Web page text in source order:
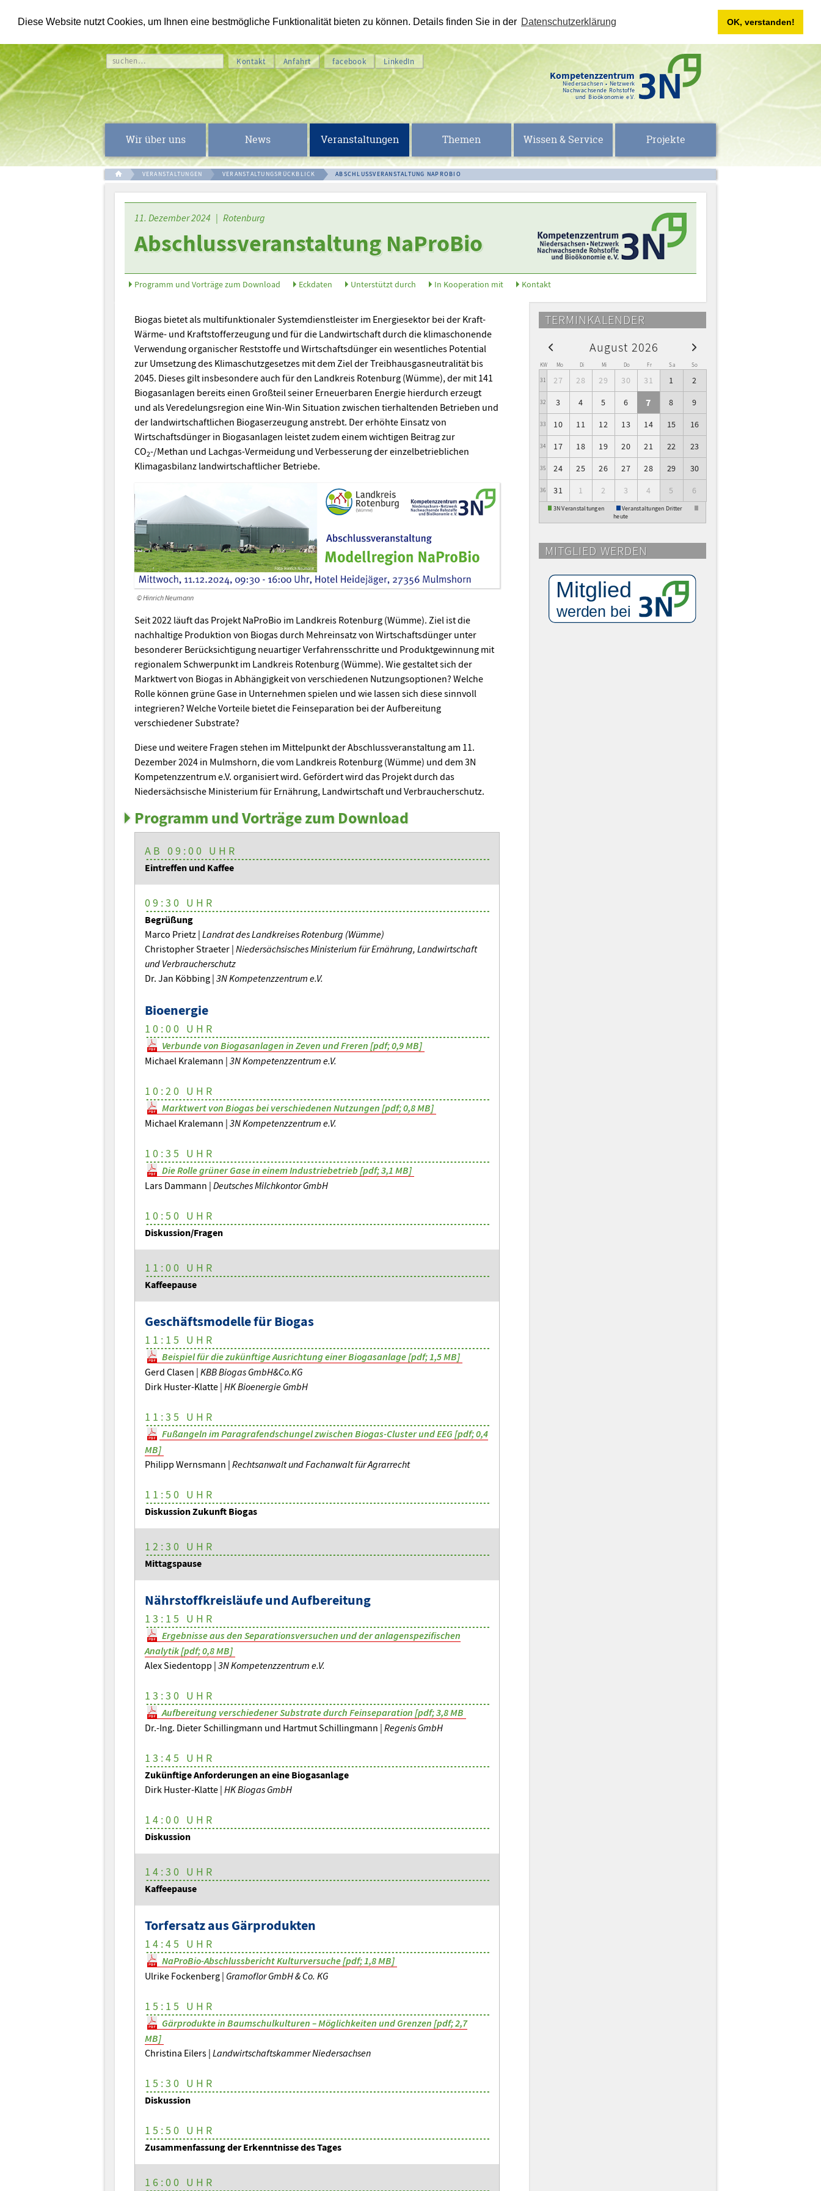
Diese Website nutzt Cookies, um Ihnen eine bestmögliche Funktionalität bieten zu können. Details finden Sie in der Datenschutzerklärung OK, verstanden!
Kompetenzzentrum
Niedersachsen • Netzwerk
Nachwachsende Rohstoffe
und Bioökonomie e.V.
suchen… Kontakt Anfahrt facebook LinkedIn
Wir über uns News Veranstaltungen Themen Wissen & Service Projekte
VERANSTALTUNGEN VERANSTALTUNGSRÜCKBLICK ABSCHLUSSVERANSTALTUNG NAPROBIO
11. Dezember 2024 | Rotenburg
Abschlussveranstaltung NaProBio
Programm und Vorträge zum Download Eckdaten Unterstützt durch In Kooperation mit Kontakt
Biogas bietet als multifunktionaler Systemdienstleister im Energiesektor bei der Kraft-
Wärme- und Kraftstofferzeugung und für die Landwirtschaft durch die klimaschonende
Verwendung organischer Reststoffe und Wirtschaftsdünger ein wesentliches Potential
zur Umsetzung des Klimaschutzgesetzes mit dem Ziel der Treibhausgasneutralität bis
2045. Dieses gilt insbesondere auch für den Landkreis Rotenburg (Wümme), der mit 141
Biogasanlagen bereits einen Großteil seiner Erneuerbaren Energie hierdurch erzeugt
und als Veredelungsregion eine Win-Win Situation zwischen tierhaltenden Betrieben und
der landwirtschaftlichen Biogaserzeugung anstrebt. Der erhöhte Einsatz von
Wirtschaftsdünger in Biogasanlagen leistet zudem einem wichtigen Beitrag zur
CO2-/Methan und Lachgas-Vermeidung und Verbesserung der einzelbetrieblichen
Klimagasbilanz landwirtschaftlicher Betriebe.
© Hinrich Neumann
Seit 2022 läuft das Projekt NaProBio im Landkreis Rotenburg (Wümme). Ziel ist die
nachhaltige Produktion von Biogas durch Mehreinsatz von Wirtschaftsdünger unter
besonderer Berücksichtigung neuartiger Verfahrensschritte und Produktgewinnung mit
regionalem Schwerpunkt im Landkreis Rotenburg (Wümme). Wie gestaltet sich der
Marktwert von Biogas in Abhängigkeit von verschiedenen Nutzungsoptionen? Welche
Rolle können grüne Gase in Unternehmen spielen und wie lassen sich diese sinnvoll
integrieren? Welche Vorteile bietet die Feinseparation bei der Aufbereitung
verschiedener Substrate?
Diese und weitere Fragen stehen im Mittelpunkt der Abschlussveranstaltung am 11.
Dezember 2024 in Mulmshorn, die vom Landkreis Rotenburg (Wümme) und dem 3N
Kompetenzzentrum e.V. organisiert wird. Gefördert wird das Projekt durch das
Niedersächsische Ministerium für Ernährung, Landwirtschaft und Verbraucherschutz.
Programm und Vorträge zum Download
AB 09:00 UHR
Eintreffen und Kaffee
09:30 UHR
Begrüßung
Marco Prietz | Landrat des Landkreises Rotenburg (Wümme)
Christopher Straeter | Niedersächsisches Ministerium für Ernährung, Landwirtschaft
und Verbraucherschutz
Dr. Jan Köbbing | 3N Kompetenzzentrum e.V.
Bioenergie
10:00 UHR
Verbunde von Biogasanlagen in Zeven und Freren [pdf; 0,9 MB]
Michael Kralemann | 3N Kompetenzzentrum e.V.
10:20 UHR
Marktwert von Biogas bei verschiedenen Nutzungen [pdf; 0,8 MB]
Michael Kralemann | 3N Kompetenzzentrum e.V.
10:35 UHR
Die Rolle grüner Gase in einem Industriebetrieb [pdf; 3,1 MB]
Lars Dammann | Deutsches Milchkontor GmbH
10:50 UHR
Diskussion/Fragen
11:00 UHR
Kaffeepause
Geschäftsmodelle für Biogas
11:15 UHR
Beispiel für die zukünftige Ausrichtung einer Biogasanlage [pdf; 1,5 MB]
Gerd Clasen | KBB Biogas GmbH&Co.KG
Dirk Huster-Klatte | HK Bioenergie GmbH
11:35 UHR
Fußangeln im Paragrafendschungel zwischen Biogas-Cluster und EEG [pdf; 0,4
MB]
Philipp Wernsmann | Rechtsanwalt und Fachanwalt für Agrarrecht
11:50 UHR
Diskussion Zukunft Biogas
12:30 UHR
Mittagspause
Nährstoffkreisläufe und Aufbereitung
13:15 UHR
Ergebnisse aus den Separationsversuchen und der anlagenspezifischen
Analytik [pdf; 0,8 MB]
Alex Siedentopp | 3N Kompetenzzentrum e.V.
13:30 UHR
Aufbereitung verschiedener Substrate durch Feinseparation [pdf; 3,8 MB
Dr.-Ing. Dieter Schillingmann und Hartmut Schillingmann | Regenis GmbH
13:45 UHR
Zukünftige Anforderungen an eine Biogasanlage
Dirk Huster-Klatte | HK Biogas GmbH
14:00 UHR
Diskussion
14:30 UHR
Kaffeepause
Torfersatz aus Gärprodukten
14:45 UHR
NaProBio-Abschlussbericht Kulturversuche [pdf; 1,8 MB]
Ulrike Fockenberg | Gramoflor GmbH & Co. KG
15:15 UHR
Gärprodukte in Baumschulkulturen – Möglichkeiten und Grenzen [pdf; 2,7
MB]
Christina Eilers | Landwirtschaftskammer Niedersachsen
15:30 UHR
Diskussion
15:50 UHR
Zusammenfassung der Erkenntnisse des Tages
16:00 UHR
TERMINKALENDER
August 2026
KW Mo Di Mi Do Fr Sa So
31 27 28 29 30 31 1 2
32 3 4 5 6 7 8 9
33 10 11 12 13 14 15 16
34 17 18 19 20 21 22 23
35 24 25 26 27 28 29 30
36 31 1 2 3 4 5 6
3N Veranstaltungen
Veranstaltungen Dritter
heute
MITGLIED WERDEN